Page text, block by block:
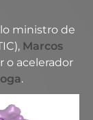
ministro de
Marcos
o acelerador
.